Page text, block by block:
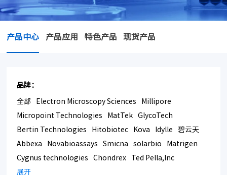
产品中心 产品应用 特色产品 现货产品
品牌：
全部 Electron Microscopy Sciences
Millipore
Micropoint Technologies
MatTek
GlycoTech
Bertin Technologies
Hitobiotec Kova Idylle
碧云天
Abbexa
Novabioassays Smicna solarbio
Matrigen
Cygnus technologies
Chondrex
Ted Pella,Inc
Bmrsupply
展开